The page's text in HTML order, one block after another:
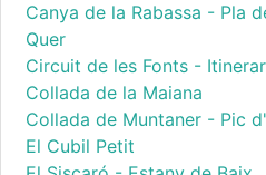
Canya de la Rabassa - Pla
Quer
Circuit de les Fonts -
Collada de la Maiana
Collada de Muntaner - Pic
El Cubil Petit